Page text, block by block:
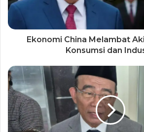
Ekonomi China Melambat
Konsumsi dan